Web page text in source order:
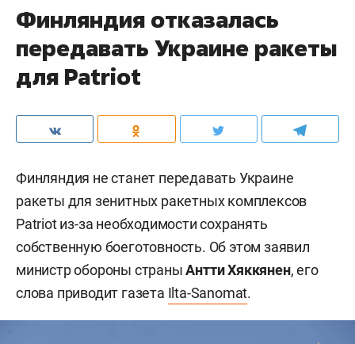
Финляндия отказалась
передавать Украине ракеты
для Patriot
Финляндия не станет передавать Украине
ракеты для зенитных ракетных комплексов
Patriot из-за необходимости сохранять
собственную боеготовность. Об этом заявил
министр обороны страныАнтти Хяккянен, его
слова приводит газета Ilta-Sanomat.